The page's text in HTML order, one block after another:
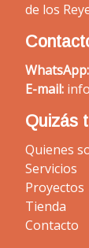
de los
WhatsApp:
E-mail:
Quizás
Quienes
Servicios
Proyectos
Tienda
Contacto